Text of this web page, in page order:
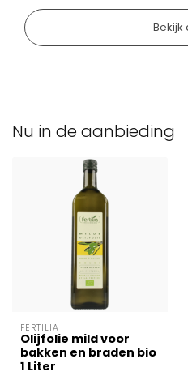
Bekijk
Nu in de aanbieding
FERTILIA
Olijfolie mild voor
bakken en braden bio
1 Liter